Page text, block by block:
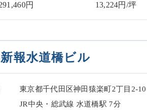
円 13,224円/坪
報水道橋ビル
東京都千代田区神田猿楽町2丁目2-10
JR中央・総武線 水道橋駅 7分